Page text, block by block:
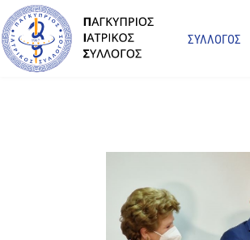
ΣΥΛΛΟΓΟΣ